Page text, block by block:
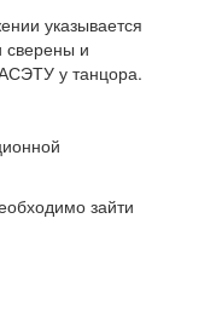
указывается
сверены и
у танцора.
зайти